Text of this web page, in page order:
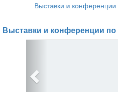
Выставки и конференции
Выставки и конференции